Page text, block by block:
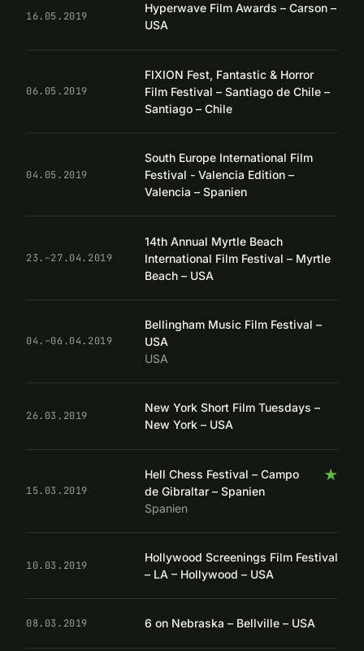
16.05.2019
Hyperwave Film Awards – Carson –
USA
06.05.2019
FIXION Fest, Fantastic & Horror
Film Festival – Santiago de Chile –
Santiago – Chile
04.05.2019
South Europe International Film
Festival - Valencia Edition –
Valencia – Spanien
23.–27.04.2019
14th Annual Myrtle Beach
International Film Festival – Myrtle
Beach – USA
04.–06.04.2019
Bellingham Music Film Festival –
USA
USA
26.03.2019
New York Short Film Tuesdays –
New York – USA
15.03.2019
★
Hell Chess Festival – Campo
de Gibraltar – Spanien
Spanien
10.03.2019
Hollywood Screenings Film Festival
– LA – Hollywood – USA
08.03.2019 6 on Nebraska – Bellville – USA